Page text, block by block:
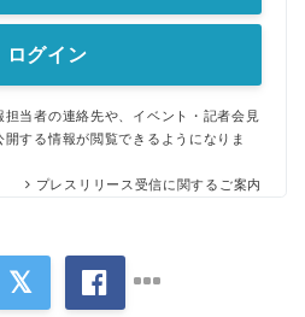
ログイン
当者の連絡先や、イベント・記者会見
する情報が閲覧できるようになりま
プレスリリース受信に関するご案内